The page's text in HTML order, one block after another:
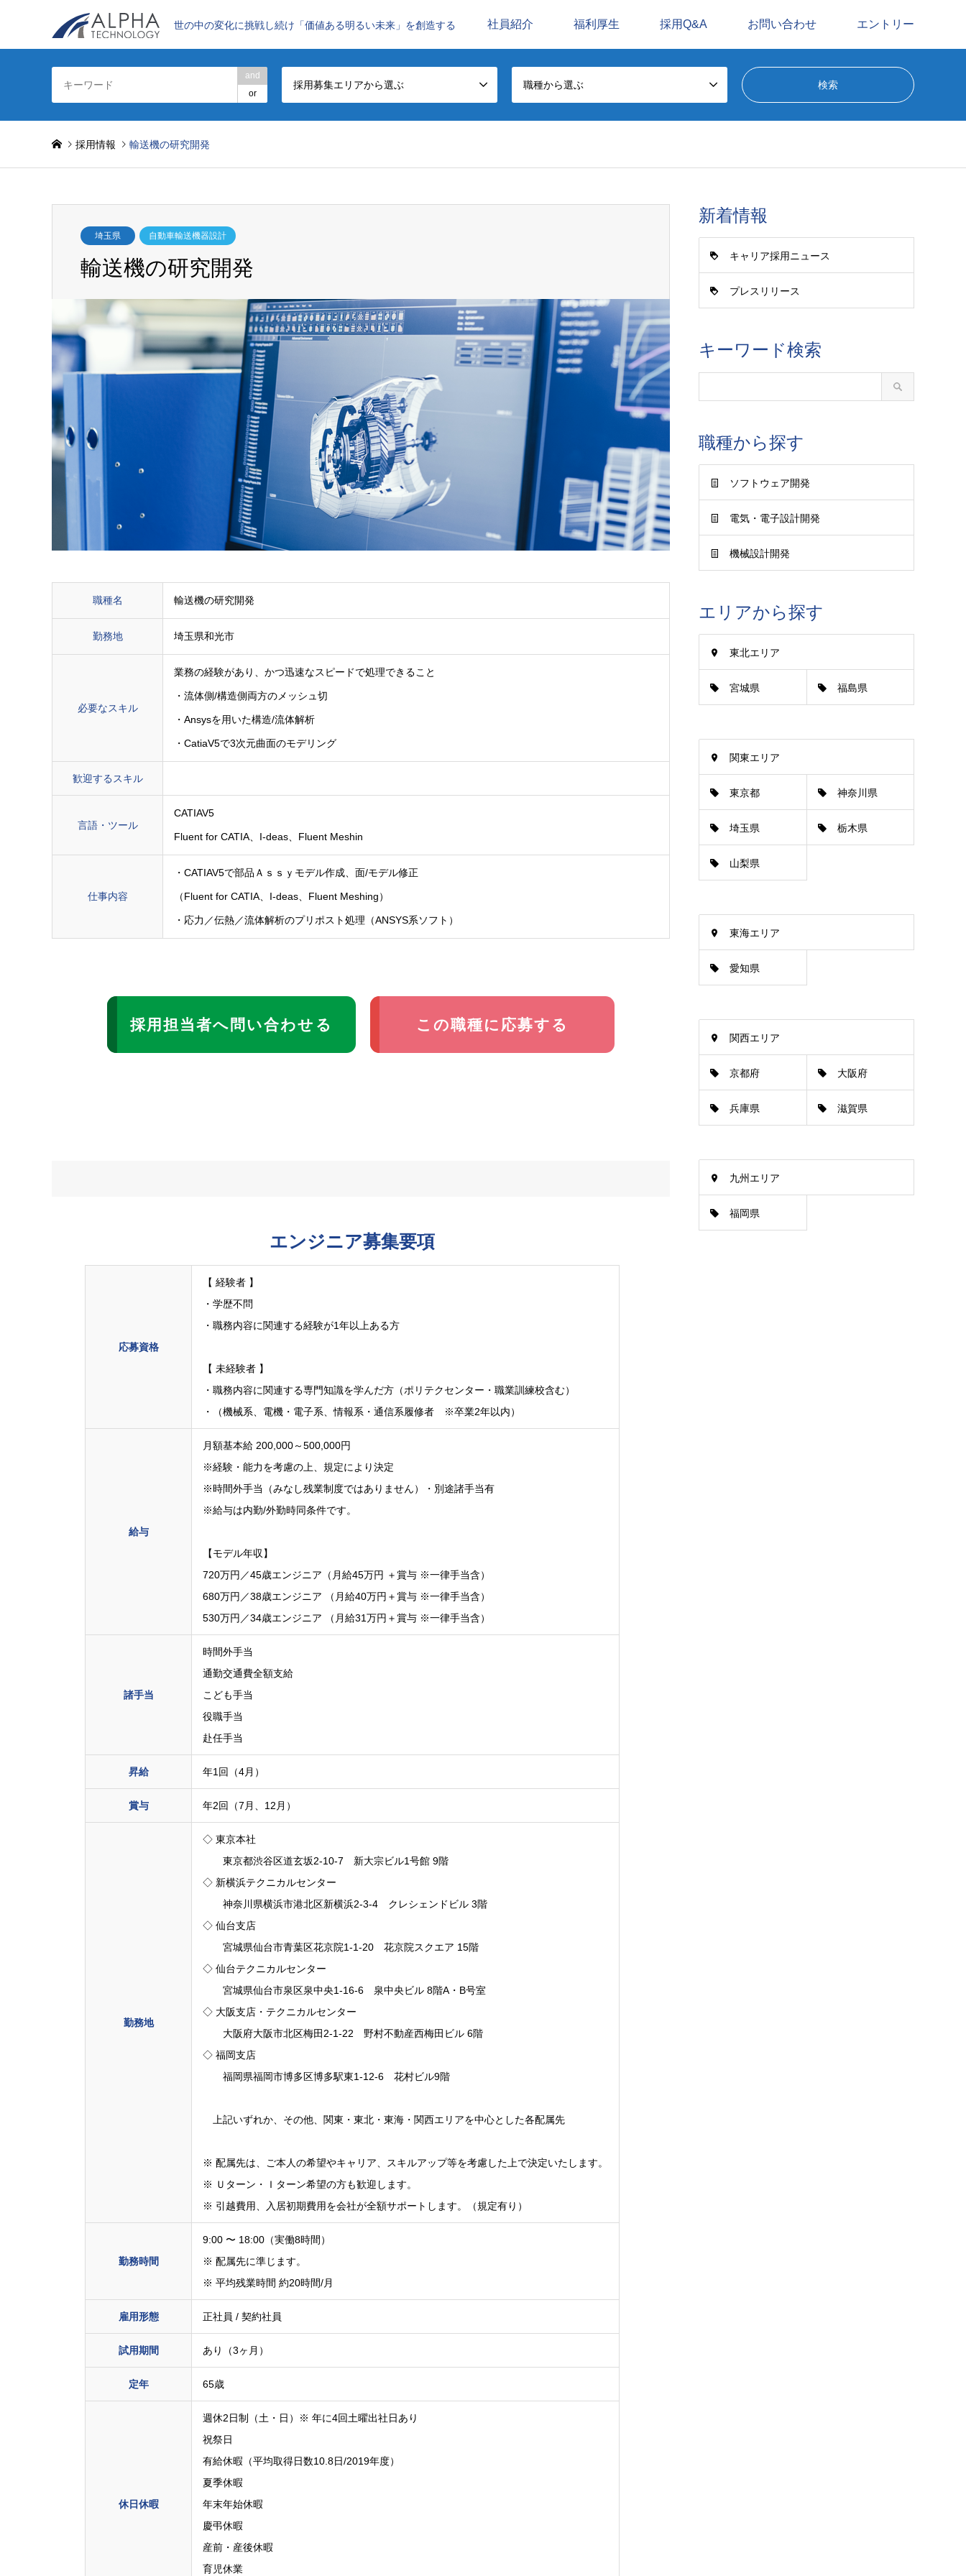
世の中の変化に挑戦し続け「価値ある明るい未来」を創造する 社員紹介 福利厚生 採用Q&A お問い合わせ エントリー
and
or
採用募集エリアから選ぶ 職種から選ぶ
採用情報 輸送機の研究開発
埼玉県 自動車輸送機器設計
輸送機の研究開発
職種名 輸送機の研究開発
勤務地 埼玉県和光市
必要なスキル
業務の経験があり、かつ迅速なスピードで処理できること
・流体側/構造側両方のメッシュ切
・Ansysを用いた構造/流体解析
・CatiaV5で3次元曲面のモデリング
歓迎するスキル
言語・ツール
CATIAV5
Fluent for CATIA、I-deas、Fluent Meshin
仕事内容
・CATIAV5で部品Ａｓｓｙモデル作成、面/モデル修正
（Fluent for CATIA、I-deas、Fluent Meshing）
・応力／伝熱／流体解析のプリポスト処理（ANSYS系ソフト）
採用担当者へ問い合わせる この職種に応募する
エンジニア募集要項
応募資格
【 経験者 】
・学歴不問
・職務内容に関連する経験が1年以上ある方
【 未経験者 】
・職務内容に関連する専門知識を学んだ方（ポリテクセンター・職業訓練校含む）
・（機械系、電機・電子系、情報系・通信系履修者 ※卒業2年以内）
給与
月額基本給 200,000～500,000円
※経験・能力を考慮の上、規定により決定
※時間外手当（みなし残業制度ではありません）・別途諸手当有
※給与は内勤/外勤時同条件です。
【モデル年収】
720万円／45歳エンジニア（月給45万円 ＋賞与 ※一律手当含）
680万円／38歳エンジニア （月給40万円＋賞与 ※一律手当含）
530万円／34歳エンジニア （月給31万円＋賞与 ※一律手当含）
諸手当
時間外手当
通勤交通費全額支給
こども手当
役職手当
赴任手当
昇給 年1回（4月）
賞与 年2回（7月、12月）
勤務地
◇ 東京本社
東京都渋谷区道玄坂2-10-7 新大宗ビル1号館 9階
◇ 新横浜テクニカルセンター
神奈川県横浜市港北区新横浜2-3-4 クレシェンドビル 3階
◇ 仙台支店
宮城県仙台市青葉区花京院1-1-20 花京院スクエア 15階
◇ 仙台テクニカルセンター
宮城県仙台市泉区泉中央1-16-6 泉中央ビル 8階A・B号室
◇ 大阪支店・テクニカルセンター
大阪府大阪市北区梅田2-1-22 野村不動産西梅田ビル 6階
◇ 福岡支店
福岡県福岡市博多区博多駅東1-12-6 花村ビル9階
上記いずれか、その他、関東・東北・東海・関西エリアを中心とした各配属先
※ 配属先は、ご本人の希望やキャリア、スキルアップ等を考慮した上で決定いたします。
※ Ｕターン・Ｉターン希望の方も歓迎します。
※ 引越費用、入居初期費用を会社が全額サポートします。（規定有り）
勤務時間
9:00 〜 18:00（実働8時間）
※ 配属先に準じます。
※ 平均残業時間 約20時間/月
雇用形態 正社員 / 契約社員
試用期間 あり（3ヶ月）
定年 65歳
休日休暇
週休2日制（土・日）※ 年に4回土曜出社日あり
祝祭日
有給休暇（平均取得日数10.8日/2019年度）
夏季休暇
年末年始休暇
慶弔休暇
産前・産後休暇
育児休業
新着情報
キャリア採用ニュース
プレスリリース
キーワード検索
職種から探す
ソフトウェア開発
電気・電子設計開発
機械設計開発
エリアから探す
東北エリア
宮城県 福島県
関東エリア
東京都 神奈川県
埼玉県 栃木県
山梨県
東海エリア
愛知県
関西エリア
京都府 大阪府
兵庫県 滋賀県
九州エリア
福岡県